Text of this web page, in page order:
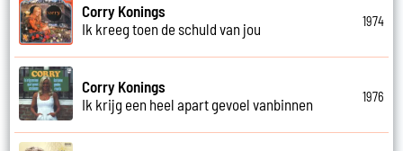
Corry Konings
Ik kreeg toen de schuld van jou
1974
Corry Konings
Ik krijg een heel apart gevoel vanbinnen
1976